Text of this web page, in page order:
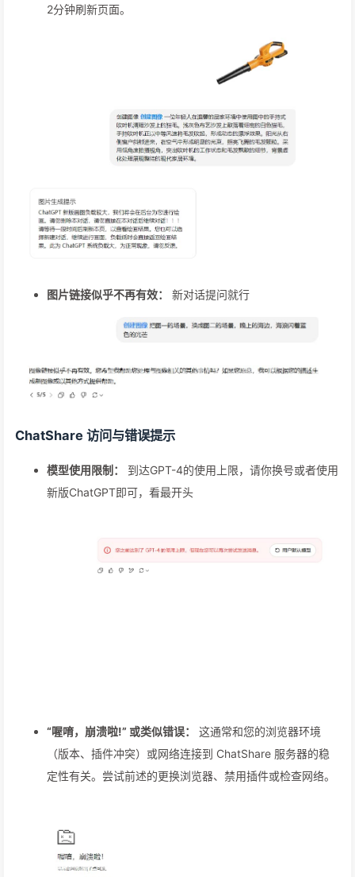
2分钟刷新页面。
图片链接似乎不再有效： 新对话提问就行
ChatShare 访问与错误提示
模型使用限制：
到达GPT-4的使用上限，请你换号或者使用
新版ChatGPT即可，看最开头
“喔唷，崩溃啦!” 或类似错误：
这通常和您的浏览器环境
（版本、插件冲突）或网络连接到 ChatShare 服务器的稳
定性有关。尝试前述的更换浏览器、禁用插件或检查网络。